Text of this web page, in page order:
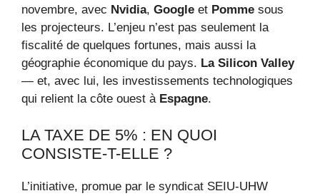
novembre, avec Nvidia, Google et Pomme sous
les projecteurs. L’enjeu n’est pas seulement la
fiscalité de quelques fortunes, mais aussi la
géographie économique du pays. La Silicon Valley
— et, avec lui, les investissements technologiques
qui relient la côte ouest à Espagne.
LA TAXE DE 5% : EN QUOI
CONSISTE-T-ELLE ?
L’initiative, promue par le syndicat SEIU-UHW